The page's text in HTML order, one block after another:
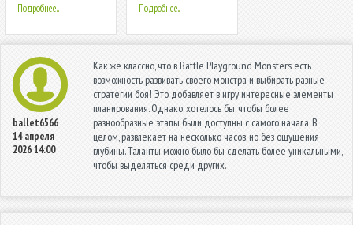
Подробнее... Подробнее...
ballet6566
14 апреля
2026 14:00
Как же классно, что в Battle Playground Monsters есть
возможность развивать своего монстра и выбирать разные
стратегии боя! Это добавляет в игру интересные элементы
планирования. Однако, хотелось бы, чтобы более
разнообразные этапы были доступны с самого начала. В
целом, развлекает на несколько часов, но без ощущения
глубины. Таланты можно было бы сделать более уникальными,
чтобы выделяться среди других.